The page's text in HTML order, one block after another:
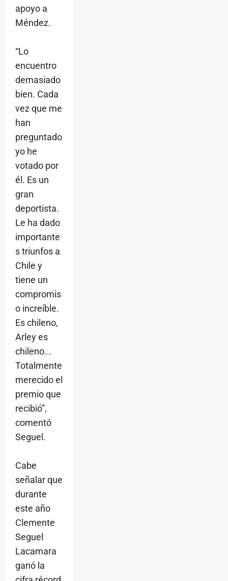
apoyo a
Méndez.
“Lo
encuentro
demasiado
bien. Cada
vez que me
han
preguntado
yo he
votado por
él. Es un
gran
deportista.
Le ha dado
importante
s triunfos a
Chile y
tiene un
compromis
o increíble.
Es chileno,
Arley es
chileno...
Totalmente
merecido el
premio que
recibió”,
comentó
Seguel.
Cabe
señalar que
durante
este año
Clemente
Seguel
Lacamara
ganó la